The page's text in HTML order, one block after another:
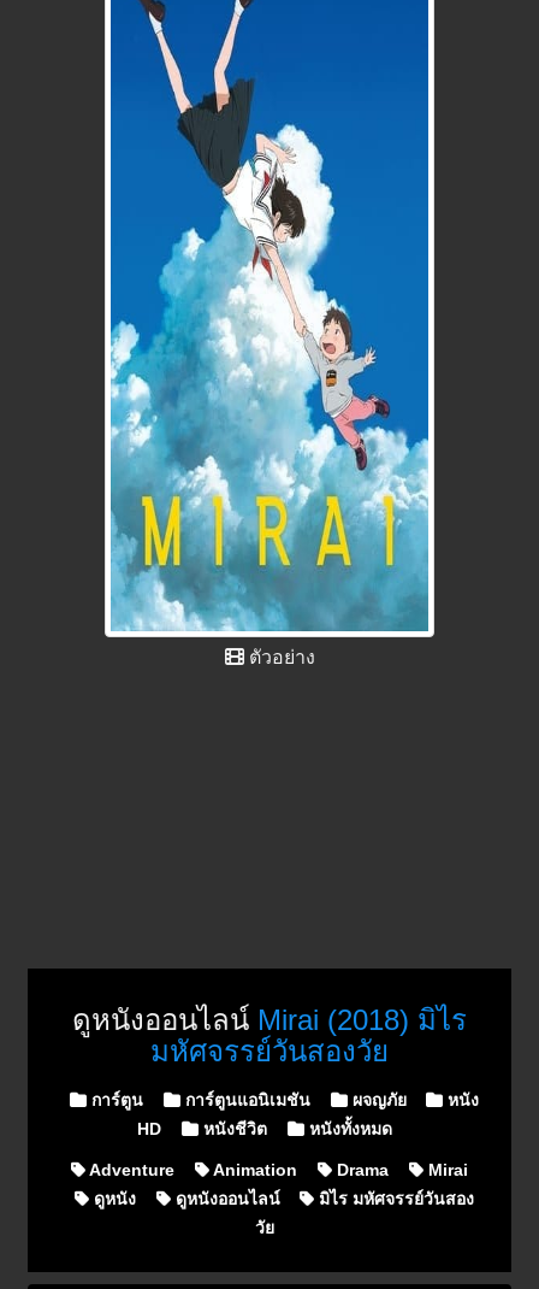
ตัวอย่าง
ดูหนังออนไลน์ Mirai (2018) มิไร
มหัศจรรย์วันสองวัย
Posted in
การ์ตูน การ์ตูนแอนิเมชัน ผจญภัย
หนัง
HD
หนังชีวิต หนังทั้งหมด
Adventure Animation Drama
Mirai
ดูหนัง
ดูหนังออนไลน์
มิไร มหัศจรรย์วันสอง
วัย